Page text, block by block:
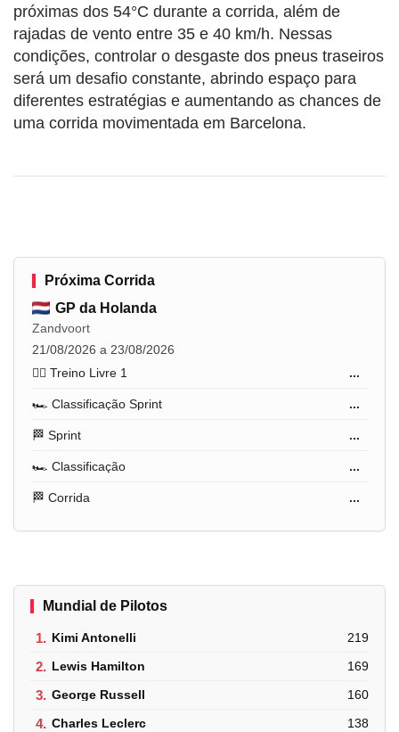
próximas dos 54°C durante a corrida, além de
rajadas de vento entre 35 e 40 km/h. Nessas
condições, controlar o desgaste dos pneus traseiros
será um desafio constante, abrindo espaço para
diferentes estratégias e aumentando as chances de
uma corrida movimentada em Barcelona.
Próxima Corrida
GP da Holanda
Zandvoort
21/08/2026 a 23/08/2026
🏋️‍♂️ Treino Livre 1
...
🏎️ Classificação Sprint ...
🏁 Sprint ...
🏎️ Classificação ...
🏁 Corrida ...
Mundial de Pilotos
1. Kimi Antonelli 219
2. Lewis Hamilton 169
3. George Russell 160
4. Charles Leclerc 138